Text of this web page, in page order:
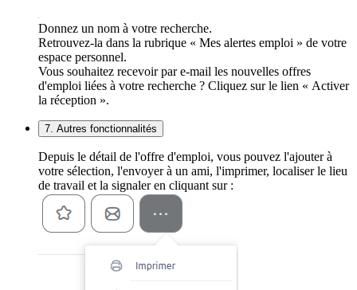
Donnez un nom à votre recherche.
Retrouvez-la dans la rubrique « Mes alertes emploi » de votre
espace personnel.
Vous souhaitez recevoir par e-mail les nouvelles offres
d'emploi liées à votre recherche ? Cliquez sur le lien « Activer
la réception ».
7. Autres fonctionnalités
Depuis le détail de l'offre d'emploi, vous pouvez l'ajouter à
votre sélection, l'envoyer à un ami, l'imprimer, localiser le lieu
de travail et la signaler en cliquant sur :